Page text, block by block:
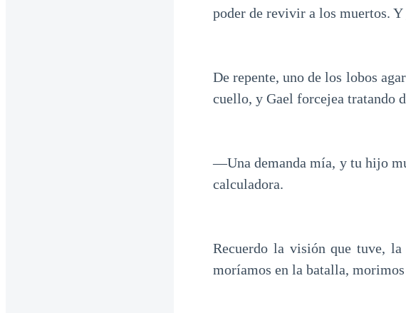
poder de revivir a los muertos. Y
De repente, uno de los lobos
cuello, y Gael forcejea tratando
—Una demanda mía, y tu hijo
calculadora.
Recuerdo la visión que tuve,
moríamos en la batalla,